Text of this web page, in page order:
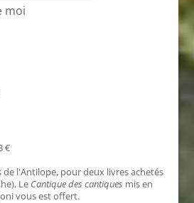
moi
€
de l'Antilope, pour deux livres achetés
Le Cantique des cantiques mis en
vous est offert.